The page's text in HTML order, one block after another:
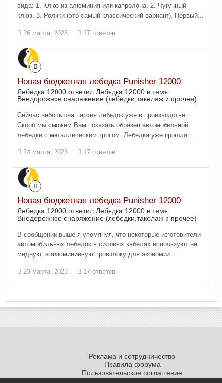
вида: 1. Клюз из алюминия или капролона. 2. Чугунный
клюз. 3. Ролики (это самый классический вариант). Первый...
26 марта, 2023 17 ответов
Новая бюджетная лебедка Punisher 12000
Лебедка 12000 ответил Лебедка 12000 в теме
Внедорожное снаряжение (лебедки,такелаж и прочее)
Сейчас небольшая партия лебедок уже в производстве.
Скоро мы сможем Вам показать образец автомобильной
лебедки с металлическим тросом. Лебедка уже прошла...
24 марта, 2023 17 ответов
Новая бюджетная лебедка Punisher 12000
Лебедка 12000 ответил Лебедка 12000 в теме
Внедорожное снаряжение (лебедки,такелаж и прочее)
В сообщении выше я упомянул, что некоторые изготовители
автомобильных лебедок в силовых кабелях используют не
медную, а алюминиевую проволоку для экономии...
23 марта, 2023 17 ответов
Реклама и сотрудничество
Правила форума
Пользовательское соглашение